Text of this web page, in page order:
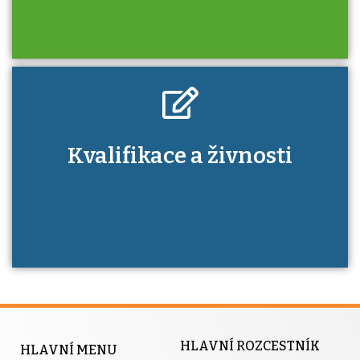
Kdo je to autorizovaná osoba a jaké výhody
má získání autorizace?
Kvalifikace a živnosti
HLAVNÍ MENU HLAVNÍ ROZCESTNÍK